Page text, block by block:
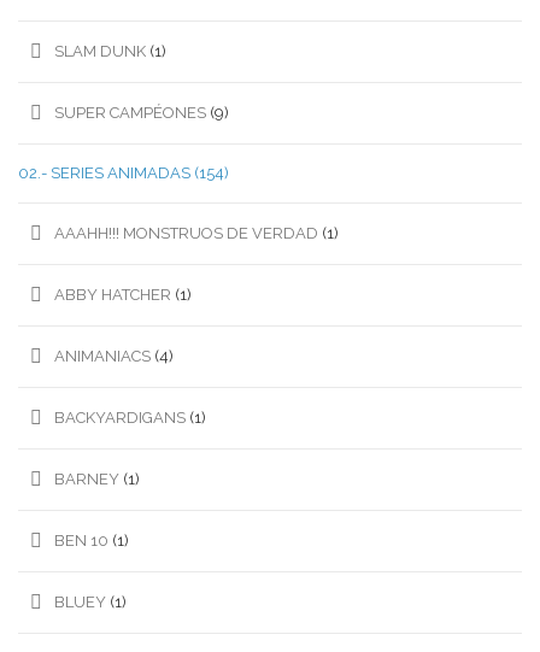
SLAM DUNK (1)
SUPER CAMPÉONES (9)
02.- SERIES ANIMADAS (154)
AAAHH!!! MONSTRUOS DE VERDAD (1)
ABBY HATCHER (1)
ANIMANIACS (4)
BACKYARDIGANS (1)
BARNEY (1)
BEN 10 (1)
BLUEY (1)